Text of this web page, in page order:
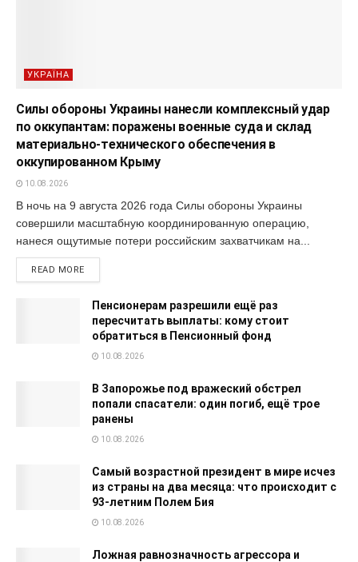
УКРАЇНА
Силы обороны Украины нанесли комплексный удар
по оккупантам: поражены военные суда и склад
материально-технического обеспечения в
оккупированном Крыму
10.08.2026
В ночь на 9 августа 2026 года Силы обороны Украины
совершили масштабную координированную операцию,
нанеся ощутимые потери российским захватчикам на...
READ MORE
Пенсионерам разрешили ещё раз
пересчитать выплаты: кому стоит
обратиться в Пенсионный фонд
10.08.2026
В Запорожье под вражеский обстрел
попали спасатели: один погиб, ещё трое
ранены
10.08.2026
Самый возрастной президент в мире исчез
из страны на два месяца: что происходит с
93-летним Полем Бия
10.08.2026
Ложная равнозначность агрессора и